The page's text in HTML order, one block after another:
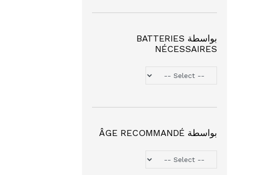
بواسطة BATTERIES
NÉCESSAIRES
بواسطة ÂGE RECOMMANDÉ